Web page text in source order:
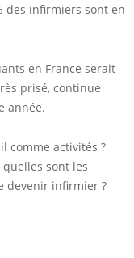
des infirmiers sont en
en France serait
prisé, continue
année.
comme activités ?
sont les
devenir infirmier ?